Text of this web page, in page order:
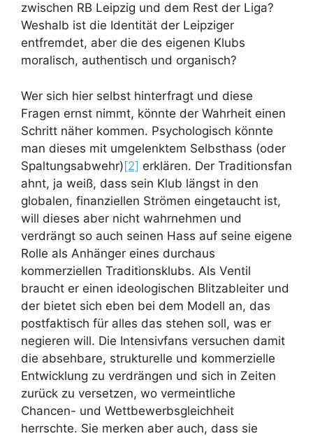
zwischen RB Leipzig und dem Rest der Liga?
Weshalb ist die Identität der Leipziger
entfremdet, aber die des eigenen Klubs
moralisch, authentisch und organisch?
Wer sich hier selbst hinterfragt und diese
Fragen ernst nimmt, könnte der Wahrheit einen
Schritt näher kommen. Psychologisch könnte
man dieses mit umgelenktem Selbsthass (oder
Spaltungsabwehr)[2] erklären. Der Traditionsfan
ahnt, ja weiß, dass sein Klub längst in den
globalen, finanziellen Strömen eingetaucht ist,
will dieses aber nicht wahrnehmen und
verdrängt so auch seinen Hass auf seine eigene
Rolle als Anhänger eines durchaus
kommerziellen Traditionsklubs. Als Ventil
braucht er einen ideologischen Blitzableiter und
der bietet sich eben bei dem Modell an, das
postfaktisch für alles das stehen soll, was er
negieren will. Die Intensivfans versuchen damit
die absehbare, strukturelle und kommerzielle
Entwicklung zu verdrängen und sich in Zeiten
zurück zu versetzen, wo vermeintliche
Chancen- und Wettbewerbsgleichheit
herrschte. Sie merken aber auch, dass sie